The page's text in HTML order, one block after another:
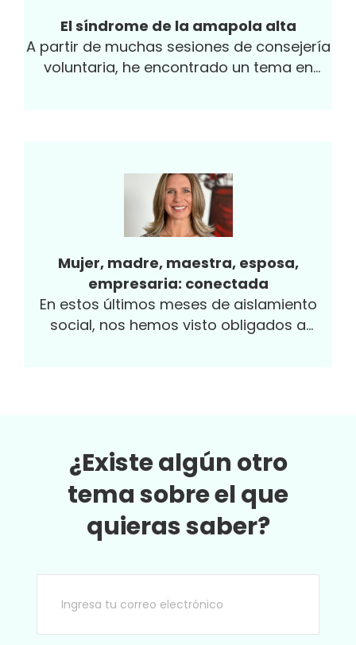
El síndrome de la amapola alta
A partir de muchas sesiones de consejería
voluntaria, he encontrado un tema en
con frases tales como “no es necesario
que des la milla extra”, “la pasión que le
pones a tu trabajo incomoda a otros”,
“eres muy trabajólico”, entre otras.
Mujer, madre, maestra, esposa,
empresaria: conectada
En estos últimos meses de aislamiento
social, nos hemos visto obligados a
¿Existe algún otro
tema sobre el que
quieras saber?